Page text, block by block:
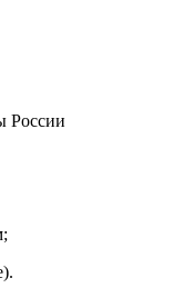
России